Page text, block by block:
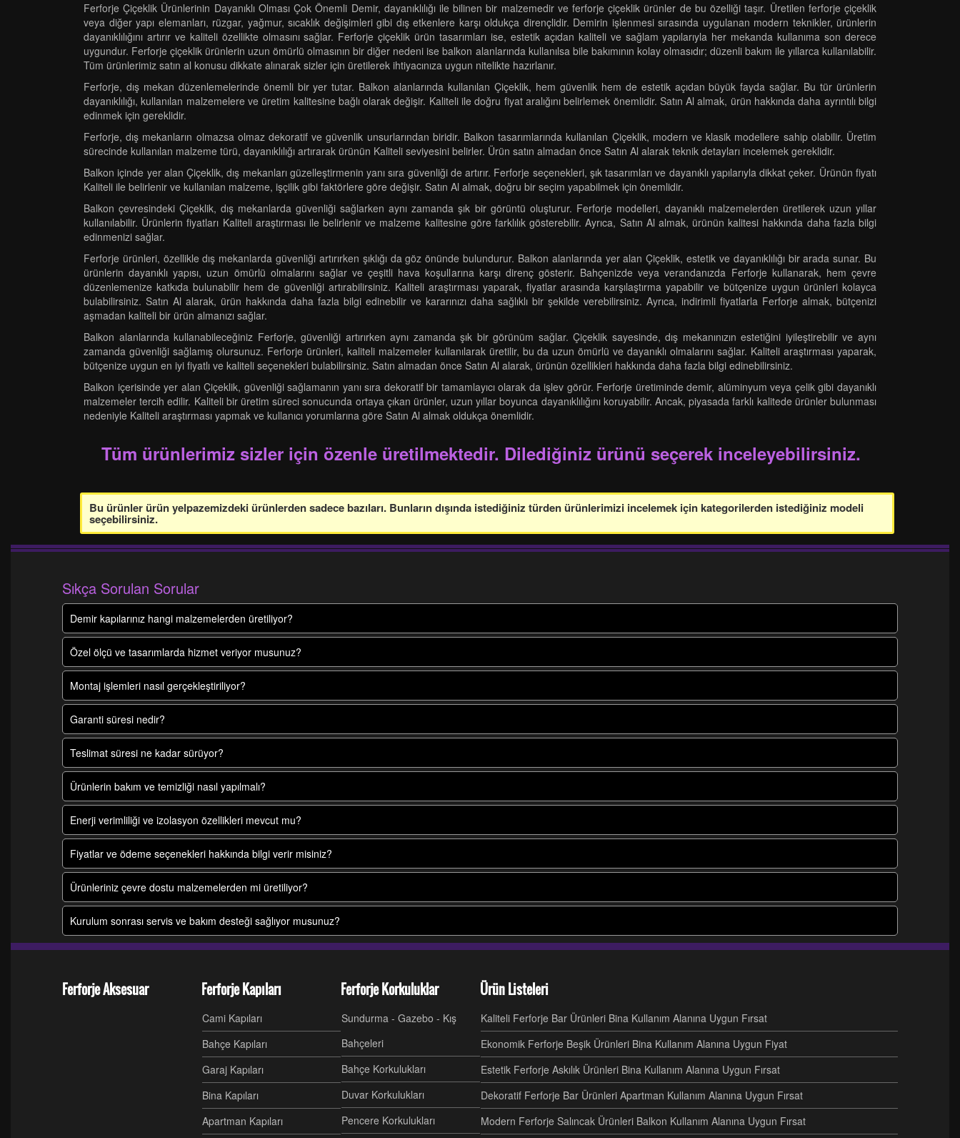
Ferforje Çiçeklik Ürünlerinin Dayanıklı Olması Çok Önemli Demir, dayanıklılığı ile bilinen bir malzemedir ve ferforje çiçeklik ürünler de bu özelliği taşır. Üretilen ferforje çiçeklik
veya diğer yapı elemanları, rüzgar, yağmur, sıcaklık değişimleri gibi dış etkenlere karşı oldukça dirençlidir. Demirin işlenmesi sırasında uygulanan modern teknikler, ürünlerin
dayanıklılığını artırır ve kaliteli özellikte olmasını sağlar. Ferforje çiçeklik ürün tasarımları ise, estetik açıdan kaliteli ve sağlam yapılarıyla her mekanda kullanıma son derece
uygundur. Ferforje çiçeklik ürünlerin uzun ömürlü olmasının bir diğer nedeni ise balkon alanlarında kullanılsa bile bakımının kolay olmasıdır; düzenli bakım ile yıllarca kullanılabilir.
Tüm ürünlerimiz satın al konusu dikkate alınarak sizler için üretilerek ihtiyacınıza uygun nitelikte hazırlanır.
Ferforje, dış mekan düzenlemelerinde önemli bir yer tutar. Balkon alanlarında kullanılan Çiçeklik, hem güvenlik hem de estetik açıdan büyük fayda sağlar. Bu tür ürünlerin
dayanıklılığı, kullanılan malzemelere ve üretim kalitesine bağlı olarak değişir. Kaliteli ile doğru fiyat aralığını belirlemek önemlidir. Satın Al almak, ürün hakkında daha ayrıntılı bilgi
edinmek için gereklidir.
Ferforje, dış mekanların olmazsa olmaz dekoratif ve güvenlik unsurlarından biridir. Balkon tasarımlarında kullanılan Çiçeklik, modern ve klasik modellere sahip olabilir. Üretim
sürecinde kullanılan malzeme türü, dayanıklılığı artırarak ürünün Kaliteli seviyesini belirler. Ürün satın almadan önce Satın Al alarak teknik detayları incelemek gereklidir.
Balkon içinde yer alan Çiçeklik, dış mekanları güzelleştirmenin yanı sıra güvenliği de artırır. Ferforje seçenekleri, şık tasarımları ve dayanıklı yapılarıyla dikkat çeker. Ürünün fiyatı
Kaliteli ile belirlenir ve kullanılan malzeme, işçilik gibi faktörlere göre değişir. Satın Al almak, doğru bir seçim yapabilmek için önemlidir.
Balkon çevresindeki Çiçeklik, dış mekanlarda güvenliği sağlarken aynı zamanda şık bir görüntü oluşturur. Ferforje modelleri, dayanıklı malzemelerden üretilerek uzun yıllar
kullanılabilir. Ürünlerin fiyatları Kaliteli araştırması ile belirlenir ve malzeme kalitesine göre farklılık gösterebilir. Ayrıca, Satın Al almak, ürünün kalitesi hakkında daha fazla bilgi
edinmenizi sağlar.
Ferforje ürünleri, özellikle dış mekanlarda güvenliği artırırken şıklığı da göz önünde bulundurur. Balkon alanlarında yer alan Çiçeklik, estetik ve dayanıklılığı bir arada sunar. Bu
ürünlerin dayanıklı yapısı, uzun ömürlü olmalarını sağlar ve çeşitli hava koşullarına karşı direnç gösterir. Bahçenizde veya verandanızda Ferforje kullanarak, hem çevre
düzenlemenize katkıda bulunabilir hem de güvenliği artırabilirsiniz. Kaliteli araştırması yaparak, fiyatlar arasında karşılaştırma yapabilir ve bütçenize uygun ürünleri kolayca
bulabilirsiniz. Satın Al alarak, ürün hakkında daha fazla bilgi edinebilir ve kararınızı daha sağlıklı bir şekilde verebilirsiniz. Ayrıca, indirimli fiyatlarla Ferforje almak, bütçenizi
aşmadan kaliteli bir ürün almanızı sağlar.
Balkon alanlarında kullanabileceğiniz Ferforje, güvenliği artırırken aynı zamanda şık bir görünüm sağlar. Çiçeklik sayesinde, dış mekanınızın estetiğini iyileştirebilir ve aynı
zamanda güvenliği sağlamış olursunuz. Ferforje ürünleri, kaliteli malzemeler kullanılarak üretilir, bu da uzun ömürlü ve dayanıklı olmalarını sağlar. Kaliteli araştırması yaparak,
bütçenize uygun en iyi fiyatlı ve kaliteli seçenekleri bulabilirsiniz. Satın almadan önce Satın Al alarak, ürünün özellikleri hakkında daha fazla bilgi edinebilirsiniz.
Balkon içerisinde yer alan Çiçeklik, güvenliği sağlamanın yanı sıra dekoratif bir tamamlayıcı olarak da işlev görür. Ferforje üretiminde demir, alüminyum veya çelik gibi dayanıklı
malzemeler tercih edilir. Kaliteli bir üretim süreci sonucunda ortaya çıkan ürünler, uzun yıllar boyunca dayanıklılığını koruyabilir. Ancak, piyasada farklı kalitede ürünler bulunması
nedeniyle Kaliteli araştırması yapmak ve kullanıcı yorumlarına göre Satın Al almak oldukça önemlidir.
Tüm ürünlerimiz sizler için özenle üretilmektedir. Dilediğiniz ürünü seçerek inceleyebilirsiniz.
Bu ürünler ürün yelpazemizdeki ürünlerden sadece bazıları. Bunların dışında istediğiniz türden ürünlerimizi incelemek için kategorilerden istediğiniz modeli
seçebilirsiniz.
Sıkça Sorulan Sorular
Demir kapılarınız hangi malzemelerden üretiliyor?
Özel ölçü ve tasarımlarda hizmet veriyor musunuz?
Montaj işlemleri nasıl gerçekleştiriliyor?
Garanti süresi nedir?
Teslimat süresi ne kadar sürüyor?
Ürünlerin bakım ve temizliği nasıl yapılmalı?
Enerji verimliliği ve izolasyon özellikleri mevcut mu?
Fiyatlar ve ödeme seçenekleri hakkında bilgi verir misiniz?
Ürünleriniz çevre dostu malzemelerden mi üretiliyor?
Kurulum sonrası servis ve bakım desteği sağlıyor musunuz?
Ferforje Aksesuar Ferforje Kapıları
Cami Kapıları
Bahçe Kapıları
Garaj Kapıları
Bina Kapıları
Apartman Kapıları
Ferforje Korkuluklar
Sundurma - Gazebo - Kış
Bahçeleri
Bahçe Korkulukları
Duvar Korkulukları
Pencere Korkulukları
Ürün Listeleri
Kaliteli Ferforje Bar Ürünleri Bina Kullanım Alanına Uygun Fırsat
Ekonomik Ferforje Beşik Ürünleri Bina Kullanım Alanına Uygun Fiyat
Estetik Ferforje Askılık Ürünleri Bina Kullanım Alanına Uygun Fırsat
Dekoratif Ferforje Bar Ürünleri Apartman Kullanım Alanına Uygun Fırsat
Modern Ferforje Salıncak Ürünleri Balkon Kullanım Alanına Uygun Fırsat